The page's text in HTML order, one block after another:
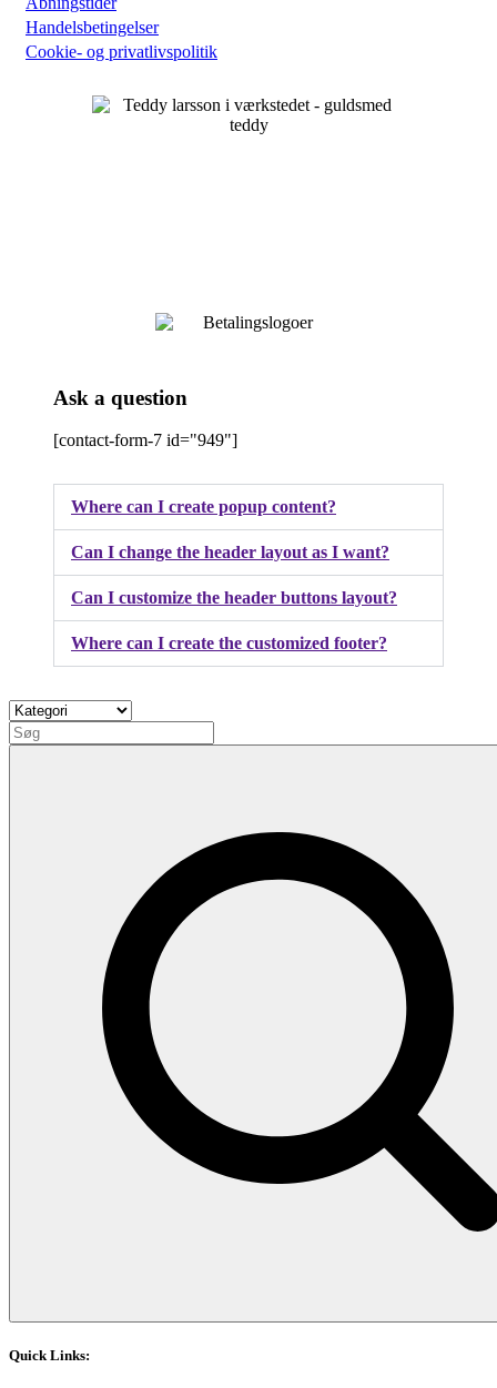
Handelsbetingelser
Cookie- og privatlivspolitik
Ask a question
[contact-form-7 id="949"]
Where can I create popup content?
Can I change the header layout as I want?
Can I customize the header buttons layout?
Where can I create the customized footer?
Quick Links: